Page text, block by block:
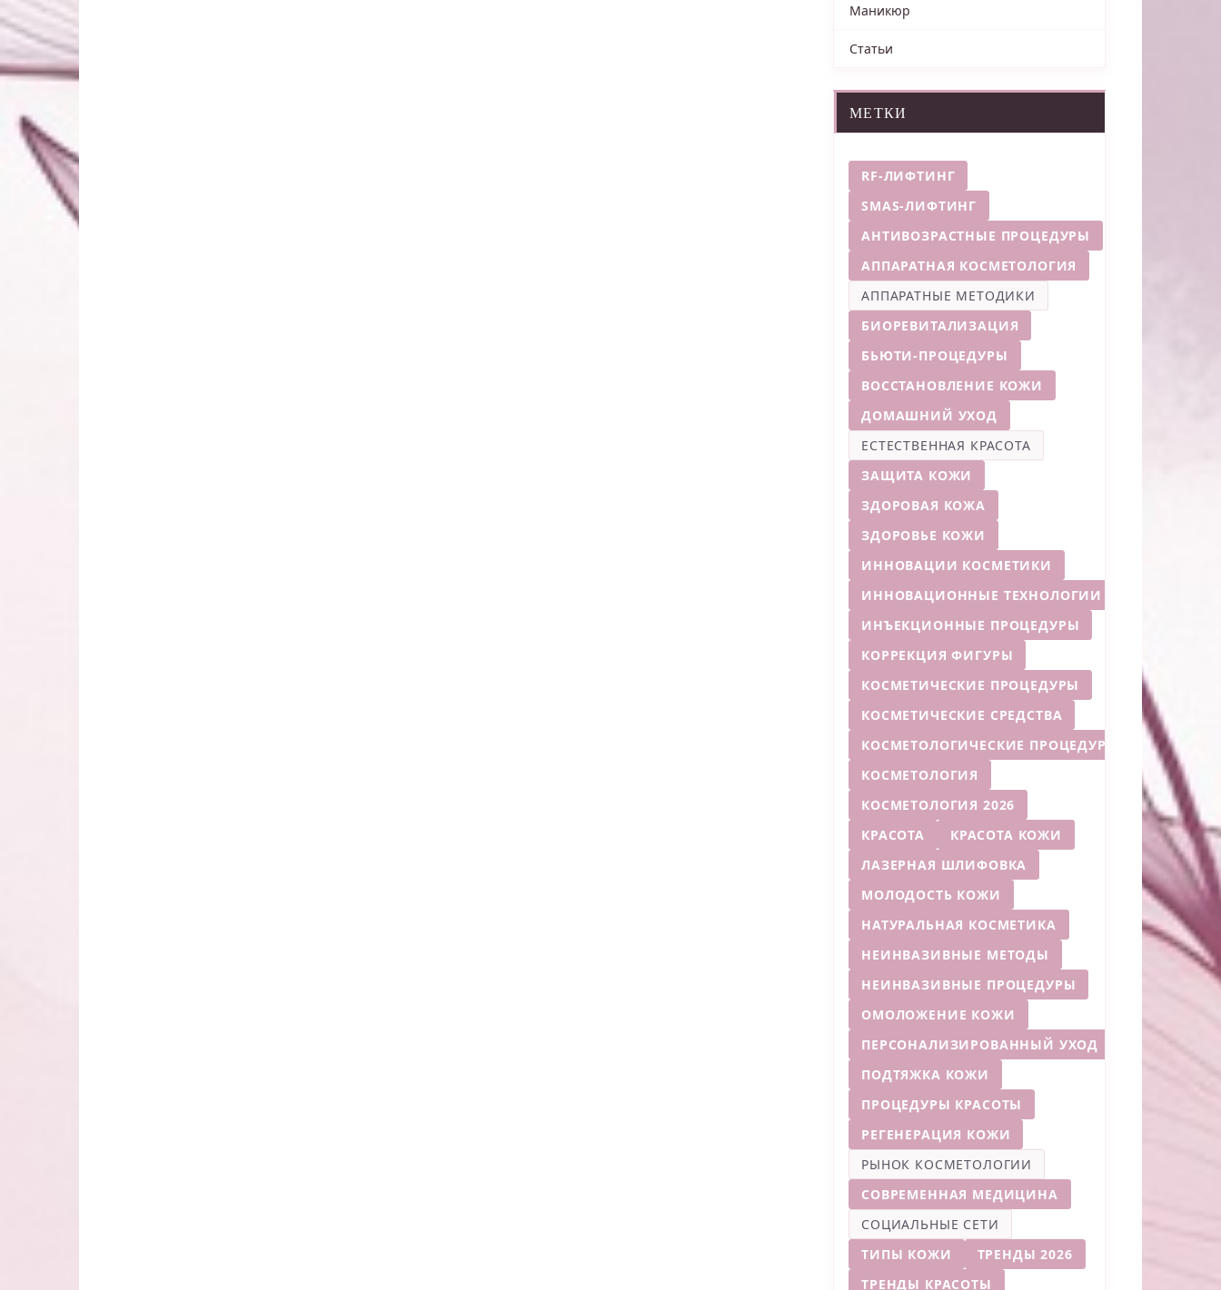
Маникюр
Статьи
МЕТКИ
RF-ЛИФТИНГ
SMAS-ЛИФТИНГ
АНТИВОЗРАСТНЫЕ ПРОЦЕДУРЫ
АППАРАТНАЯ КОСМЕТОЛОГИЯ
АППАРАТНЫЕ МЕТОДИКИ
БИОРЕВИТАЛИЗАЦИЯ
БЬЮТИ-ПРОЦЕДУРЫ
ВОССТАНОВЛЕНИЕ КОЖИ
ДОМАШНИЙ УХОД
ЕСТЕСТВЕННАЯ КРАСОТА
ЗАЩИТА КОЖИ
ЗДОРОВАЯ КОЖА
ЗДОРОВЬЕ КОЖИ
ИННОВАЦИИ КОСМЕТИКИ
ИННОВАЦИОННЫЕ ТЕХНОЛОГИИ
ИНЪЕКЦИОННЫЕ ПРОЦЕДУРЫ
КОРРЕКЦИЯ ФИГУРЫ
КОСМЕТИЧЕСКИЕ ПРОЦЕДУРЫ
КОСМЕТИЧЕСКИЕ СРЕДСТВА
КОСМЕТОЛОГИЧЕСКИЕ ПРОЦЕДУРЫ
КОСМЕТОЛОГИЯ
КОСМЕТОЛОГИЯ 2026
КРАСОТА
КРАСОТА КОЖИ
ЛАЗЕРНАЯ ШЛИФОВКА
МОЛОДОСТЬ КОЖИ
НАТУРАЛЬНАЯ КОСМЕТИКА
НЕИНВАЗИВНЫЕ МЕТОДЫ
НЕИНВАЗИВНЫЕ ПРОЦЕДУРЫ
ОМОЛОЖЕНИЕ КОЖИ
ПЕРСОНАЛИЗИРОВАННЫЙ УХОД
ПОДТЯЖКА КОЖИ
ПРОЦЕДУРЫ КРАСОТЫ
РЕГЕНЕРАЦИЯ КОЖИ
РЫНОК КОСМЕТОЛОГИИ
СОВРЕМЕННАЯ МЕДИЦИНА
СОЦИАЛЬНЫЕ СЕТИ
ТИПЫ КОЖИ
ТРЕНДЫ 2026
ТРЕНДЫ КРАСОТЫ